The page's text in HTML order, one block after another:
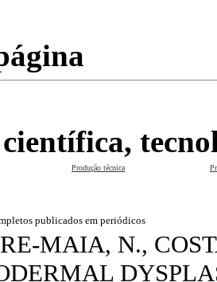
Produção técnica
publicados em periódicos
MAIA, N.,